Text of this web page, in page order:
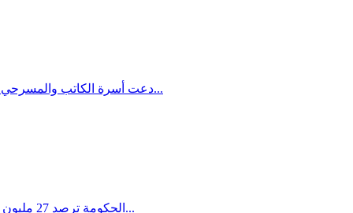
دعت أسرة الكاتب والمسرحي الراحل سلمان ناطور أصدقاءه وزملاءه الى لقاء خاص بمناسبة عيد ميلاده الموافق يوم الأحد، 3.7.2016، وذلك في حيز مركز الكرمل الثقافي...
الحكومة ترصد 27 مليون شيكل لتنفيذ القرار عام 2016 وتعلن عن نيتها توظيف 35 موظف لتعميق مراقبة البناء وتسريع عمليات الهدم المطلوب :إلزام هيئات التخطيط...